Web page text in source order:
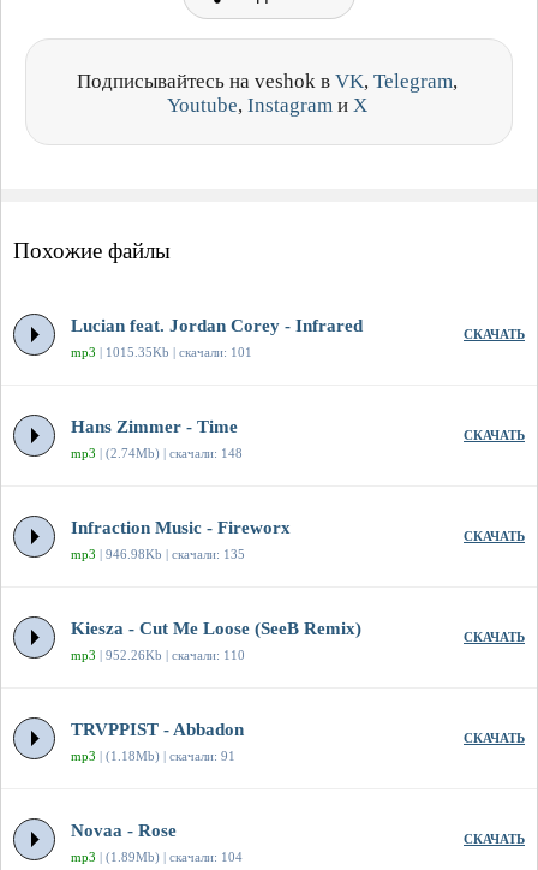
Подписывайтесь на veshok в VK, Telegram,
Youtube, Instagram и X
Похожие файлы
Lucian feat. Jordan Corey - Infrared
mp3 | 1015.35Kb | скачали: 101
СКАЧАТЬ
Hans Zimmer - Time
mp3 | (2.74Mb) | скачали: 148
СКАЧАТЬ
Infraction Music - Fireworx
mp3 | 946.98Kb | скачали: 135
СКАЧАТЬ
Kiesza - Cut Me Loose (SeeB Remix)
mp3 | 952.26Kb | скачали: 110
СКАЧАТЬ
TRVPPIST - Abbadon
mp3 | (1.18Mb) | скачали: 91
СКАЧАТЬ
Novaa - Rose
mp3 | (1.89Mb) | скачали: 104
СКАЧАТЬ